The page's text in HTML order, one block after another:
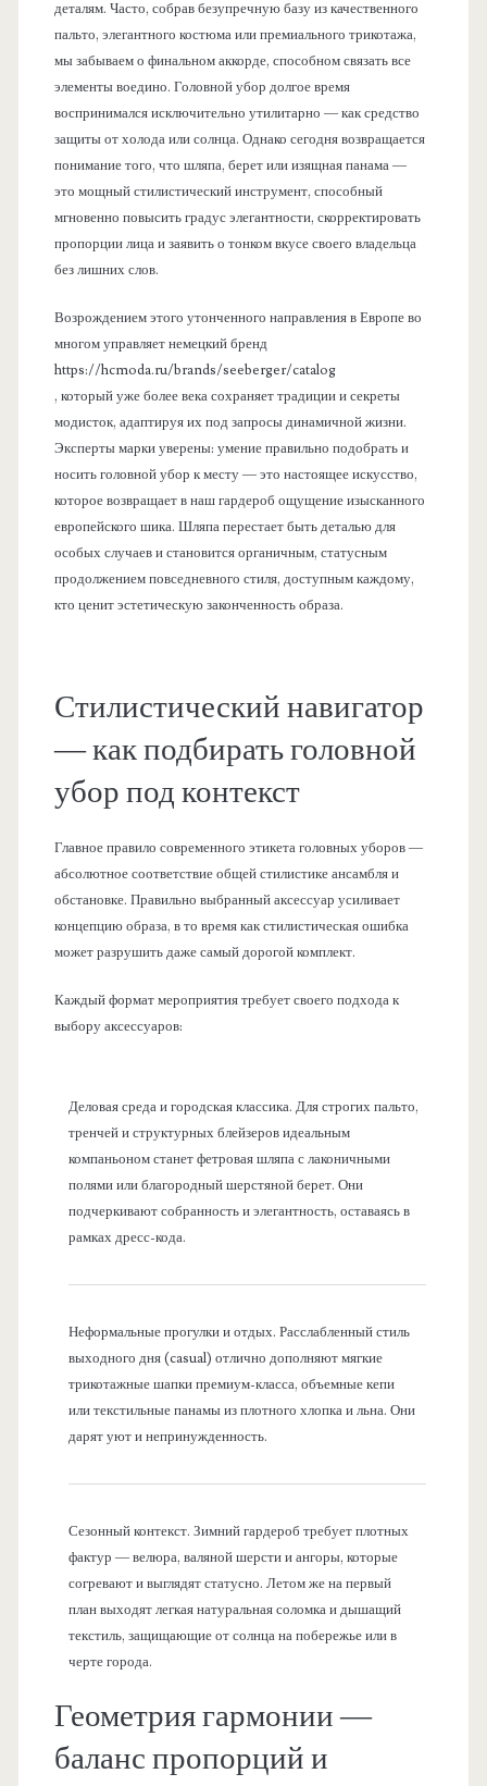
деталям. Часто, собрав безупречную базу из качественного
пальто, элегантного костюма или премиального трикотажа,
мы забываем о финальном аккорде, способном связать все
элементы воедино. Головной убор долгое время
воспринимался исключительно утилитарно — как средство
защиты от холода или солнца. Однако сегодня возвращается
понимание того, что шляпа, берет или изящная панама —
это мощный стилистический инструмент, способный
мгновенно повысить градус элегантности, скорректировать
пропорции лица и заявить о тонком вкусе своего владельца
без лишних слов.
Возрождением этого утонченного направления в Европе во
многом управляет немецкий бренд
https://hcmoda.ru/brands/seeberger/catalog
, который уже более века сохраняет традиции и секреты
модисток, адаптируя их под запросы динамичной жизни.
Эксперты марки уверены: умение правильно подобрать и
носить головной убор к месту — это настоящее искусство,
которое возвращает в наш гардероб ощущение изысканного
европейского шика. Шляпа перестает быть деталью для
особых случаев и становится органичным, статусным
продолжением повседневного стиля, доступным каждому,
кто ценит эстетическую законченность образа.
Стилистический навигатор
— как подбирать головной
убор под контекст
Главное правило современного этикета головных уборов —
абсолютное соответствие общей стилистике ансамбля и
обстановке. Правильно выбранный аксессуар усиливает
концепцию образа, в то время как стилистическая ошибка
может разрушить даже самый дорогой комплект.
Каждый формат мероприятия требует своего подхода к
выбору аксессуаров:
Деловая среда и городская классика. Для строгих пальто,
тренчей и структурных блейзеров идеальным
компаньоном станет фетровая шляпа с лаконичными
полями или благородный шерстяной берет. Они
подчеркивают собранность и элегантность, оставаясь в
рамках дресс-кода.
Неформальные прогулки и отдых. Расслабленный стиль
выходного дня (casual) отлично дополняют мягкие
трикотажные шапки премиум-класса, объемные кепи
или текстильные панамы из плотного хлопка и льна. Они
дарят уют и непринужденность.
Сезонный контекст. Зимний гардероб требует плотных
фактур — велюра, валяной шерсти и ангоры, которые
согревают и выглядят статусно. Летом же на первый
план выходят легкая натуральная соломка и дышащий
текстиль, защищающие от солнца на побережье или в
черте города.
Геометрия гармонии —
баланс пропорций и